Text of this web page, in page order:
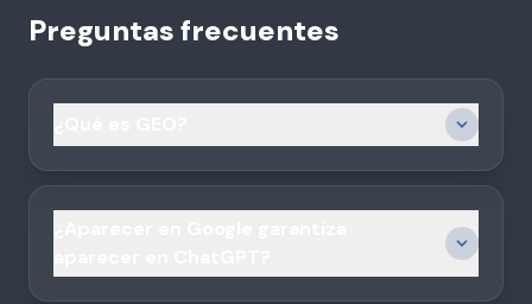
Preguntas frecuentes